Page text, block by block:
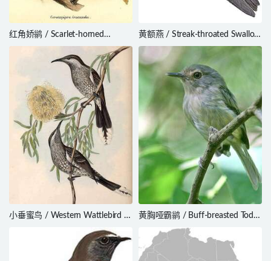
红角娇鹟 / Scarlet-horned
Manakin / Ceratopipra cornuta
黄额燕 / Streak-throated Swallow
/ Petrochelidon fluvicola
小垂蜜鸟 / Western Wattlebird /
黄胸哑霸鹟 / Buff-breasted Tody-
Tyrant / Hemitriccus mirandae